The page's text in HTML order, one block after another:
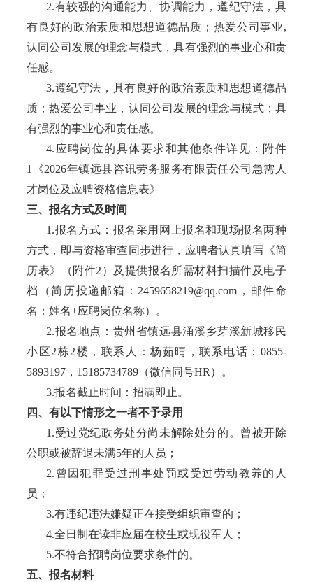
2.有较强的沟通能力、协调能力， 遵纪守法，具
有良好的政治素质和思想道德品质；热爱公司事业,
认同公司发展的理念与模式，具有强烈的事业心和责
任感。
3.遵纪守法，具有良好的政治素质和思想道德品
质；热爱公司事业，认同公司发展的理念与模式；具
有强烈的事业心和责任感。
4.应聘岗位的具体要求和其他条件详见：附件
1《2026年镇远县咨讯劳务服务有限责任公司急需人
才岗位及应聘资格信息表》
三、报名方式及时间
1.报名方式：报名采用网上报名和现场报名两种
方式，即与资格审查同步进行，应聘者认真填写《简
历表》（附件2）及提供报名所需材料扫描件及电子
档（简历投递邮箱： 2459658219@qq.com，邮件命
名：姓名+应聘岗位名称）。
2.报名地点：贵州省镇远县涌溪乡芽溪新城移民
小区2栋2楼 ，联系人：杨茹晴，联系电话： 0855-
5893197， 15185734789（微信同号HR）。
3.报名截止时间：招满即止。
四、有以下情形之一者不予录用
1.受过党纪政务处分尚未解除处分的。曾被开除
公职或被辞退未满5年的人员；
2.曾因犯罪受过刑事处罚或受过劳动教养的人
员；
3.有违纪违法嫌疑正在接受组织审查的；
4.全日制在读非应届在校生或现役军人；
5.不符合招聘岗位要求条件的。
五、报名材料